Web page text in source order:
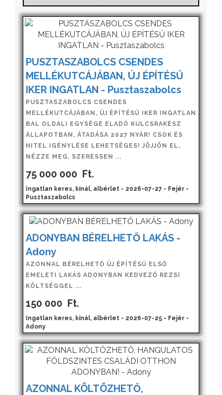
PUSZTASZABOLCS CSENDES
MELLÉKUTCÁJÁBAN, ÚJ ÉPÍTÉSŰ
IKER INGATLAN - Pusztaszabolcs
PUSZTASZABOLCS CSENDES
MELLÉKUTCÁJÁBAN, ÚJ ÉPÍTÉSŰ IKER INGATLAN
BAL OLDALI EGYSÉGE ELADÓ KULCSRAKÉSZ
ÁLLAPOTBAN, ÁTADÁSA 2027 NYÁR! CSOK ÉS
HITEL IGÉNYLÉSE LEHETSÉGES! JÖJJÖN EL,
NÉZZE MEG, SZERESSEN ...
75 000 000 Ft.
Ingatlan keres, kínál, albérlet - 2026-07-27 - Fejér -
Pusztaszabolcs
ADONYBAN BÉRELHETŐ LAKÁS -
Adony
AZONNAL BÉRELHETŐ ÚJ ÉPÍTÉSŰ ELSŐ
EMELETI LAKÁS ADONYBAN KEDVEZŐ REZSI
KÖLTSÉGGEL ...
150 000 Ft.
Ingatlan keres, kínál, albérlet - 2026-07-25 - Fejér -
Adony
AZONNAL KÖLTÖZHETŐ,